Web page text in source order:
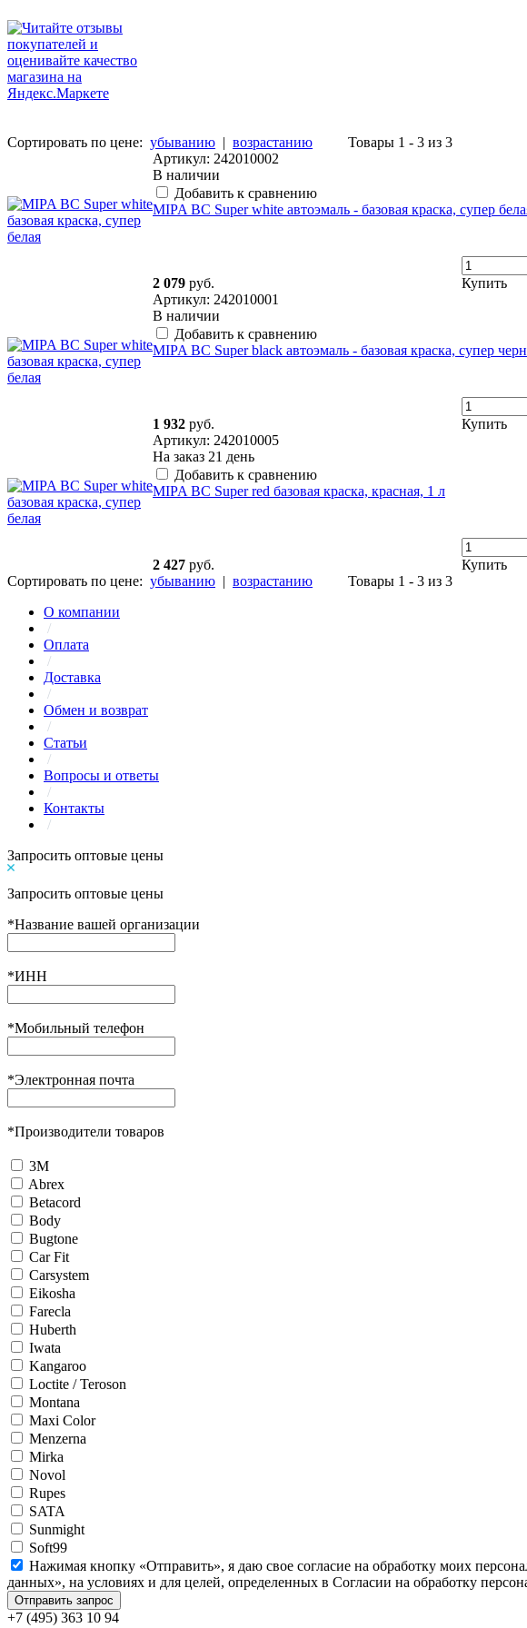
Сортировать по цене: убыванию | возрастанию Товары 1 - 3 из 3
Артикул: 242010002
В наличии
Добавить к сравнению
MIPA BC Super white автоэмаль - базовая краска, супер
2 079 руб.
Купить
Артикул: 242010001
В наличии
Добавить к сравнению
MIPA BC Super black автоэмаль - базовая краска, супер
1 932 руб.
Купить
Артикул: 242010005
На заказ 21 день
Добавить к сравнению
MIPA BC Super red базовая краска, красная, 1 л
2 427 руб.
Купить
Сортировать по цене: убыванию | возрастанию Товары 1 - 3 из 3
О компании
/
Оплата
/
Доставка
/
Обмен и возврат
/
Статьи
/
Вопросы и ответы
/
Контакты
/
Запросить оптовые цены
Запросить оптовые цены
*Название вашей организации
*ИНН
*Мобильный телефон
*Электронная почта
*Производители товаров
3М
Abrex
Betacord
Body
Bugtone
Car Fit
Carsystem
Eikosha
Farecla
Huberth
Iwata
Kangaroo
Loctite / Teroson
Montana
Maxi Color
Menzerna
Mirka
Novol
Rupes
SATA
Sunmight
Soft99
Нажимая кнопку «Отправить», я даю свое согласие на обработку моих
данных», на условиях и для целей, определенных в Согласии на обработку
+7 (495) 363 10 94